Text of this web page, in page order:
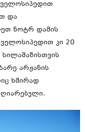
ველოსიპედით
და
ნოტრ დამის
კი 20
არჟანის
ხშირად